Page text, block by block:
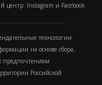
Instagram и Facebook
технологии
на основе сбора,
предпочтениям
Российской